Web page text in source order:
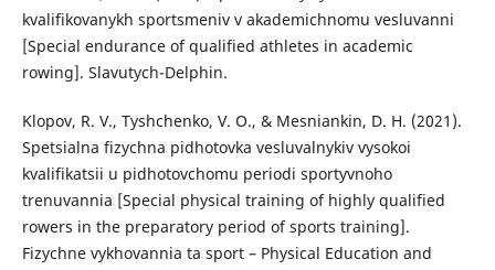
kvalifikovanykh sportsmeniv v akademichnomu vesluvanni
[Special endurance of qualified athletes in academic
rowing]. Slavutych-Delphin.
Klopov, R. V., Tyshchenko, V. O., & Mesniankin, D. H. (2021).
Spetsialna fizychna pidhotovka vesluvalnykiv vysokoi
kvalifikatsii u pidhotovchomu periodi sportyvnoho
trenuvannia [Special physical training of highly qualified
rowers in the preparatory period of sports training].
Fizychne vykhovannia ta sport – Physical Education and